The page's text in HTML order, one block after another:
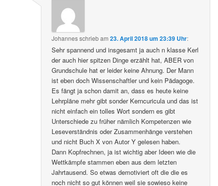
Johannesschriebam23. April 2018 um 23:39 Uhr:
Sehr spannend und insgesamt ja auch n klasse Kerl
der auch hier spitzen Dinge erzählt hat, ABER von
Grundschule hat er leider keine Ahnung. Der Mann
ist eben doch Wissenschaftler und kein Pädagoge.
Es fängt ja schon damit an, dass es heute keine
Lehrpläne mehr gibt sonder Kerncuricula und das ist
nicht einfach ein tolles Wort sondern es gibt
Unterschiede zu früher nämlich Kompetenzen wie
Leseverständnis oder Zusammenhänge verstehen
und nicht Buch X von Autor Y gelesen haben.
Dann Kopfrechnen, ja ist wichtig aber Ideen wie die
Wettkämpfe stammen eben aus dem letzten
Jahrtausend. So etwas demotiviert oft die die es
noch nicht so gut können weil sie sowieso keine